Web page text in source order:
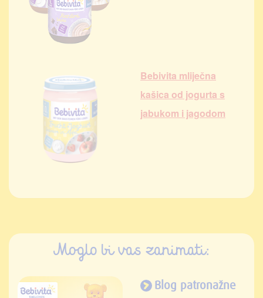
Bebivita mliječna
kašica od jogurta s
jabukom i jagodom
Moglo bi vas zanimati:
Blog patronažne